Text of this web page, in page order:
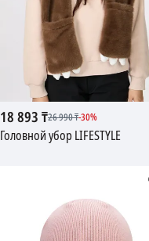
18 893₸26 990₸-30%
Головной убор LIFESTYLE